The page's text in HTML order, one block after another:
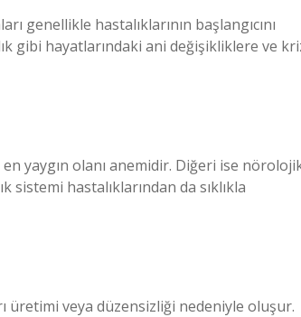
genellikle hastalıklarının başlangıcını
gibi hayatlarındaki ani değişikliklere ve
yaygın olanı anemidir. Diğeri ise
sistemi hastalıklarından da sıklıkla
üretimi veya düzensizliği nedeniyle oluşur.